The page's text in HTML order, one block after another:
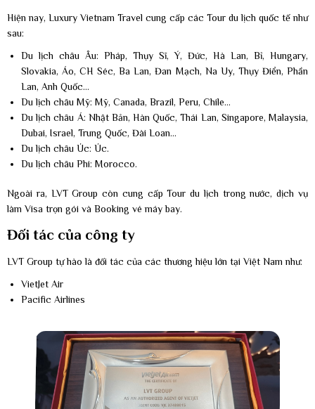
Hiện nay, Luxury Vietnam Travel cung cấp các Tour du lịch quốc tế như
sau:
Du lịch châu Âu: Pháp, Thụy Sĩ, Ý, Đức, Hà Lan, Bỉ, Hungary,
Slovakia, Áo, CH Séc, Ba Lan, Đan Mạch, Na Uy, Thụy Điển, Phần
Lan, Anh Quốc…
Du lịch châu Mỹ: Mỹ, Canada, Brazil, Peru, Chile…
Du lịch châu Á: Nhật Bản, Hàn Quốc, Thái Lan, Singapore, Malaysia,
Dubai, Israel, Trung Quốc, Đài Loan…
Du lịch châu Úc: Úc.
Du lịch châu Phi: Morocco.
Ngoài ra, LVT Group còn cung cấp Tour du lịch trong nước, dịch vụ
làm Visa trọn gói và Booking vé máy bay.
Đối tác của công ty
LVT Group tự hào là đối tác của các thương hiệu lớn tại Việt Nam như:
VietJet Air
Pacific Airlines